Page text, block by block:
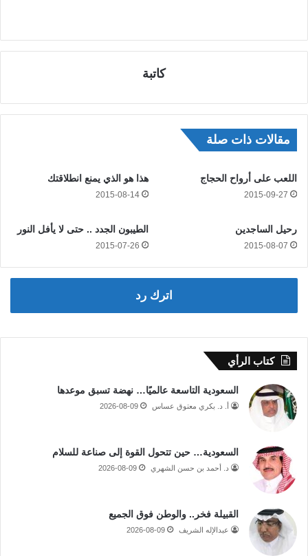
كاتبة
مقالات ذات صلة
اللعب على أرواح الحجاج
2015-09-27
هذا هو الذي يمنع انطلاقتك
2015-08-14
رحيل الساجدين
2015-08-07
الطيبون الجدد .. حتى لا يأفل النور
2015-07-26
اترك رد
كتاب الرأي
السعودية التاسعة عالميًا… نهضة تسبق موعدها
أ. د. بكري معتوق عساس 2026-08-09
السعودية… حين تتحول القوة إلى صناعة للسلام
د. أحمد بن حسن الشهري 2026-08-09
القبيلة فخر.. والوطن فوق الجميع
عبدالإله الشريف 2026-08-09